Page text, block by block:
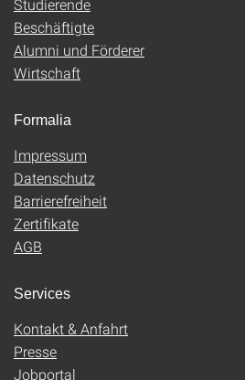
Studierende
Beschäftigte
Alumni und Förderer
Wirtschaft
Formalia
Impressum
Datenschutz
Barrierefreiheit
Zertifikate
AGB
Services
Kontakt & Anfahrt
Presse
Jobportal